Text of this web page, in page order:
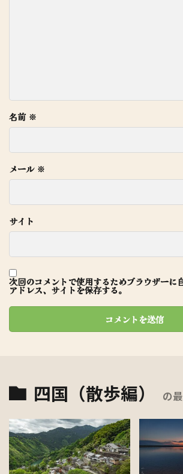
名前 ※
メール ※
サイト
次回のコメントで使用するためブラウザーに
アドレス、サイトを保存する。
四国（散歩編） の